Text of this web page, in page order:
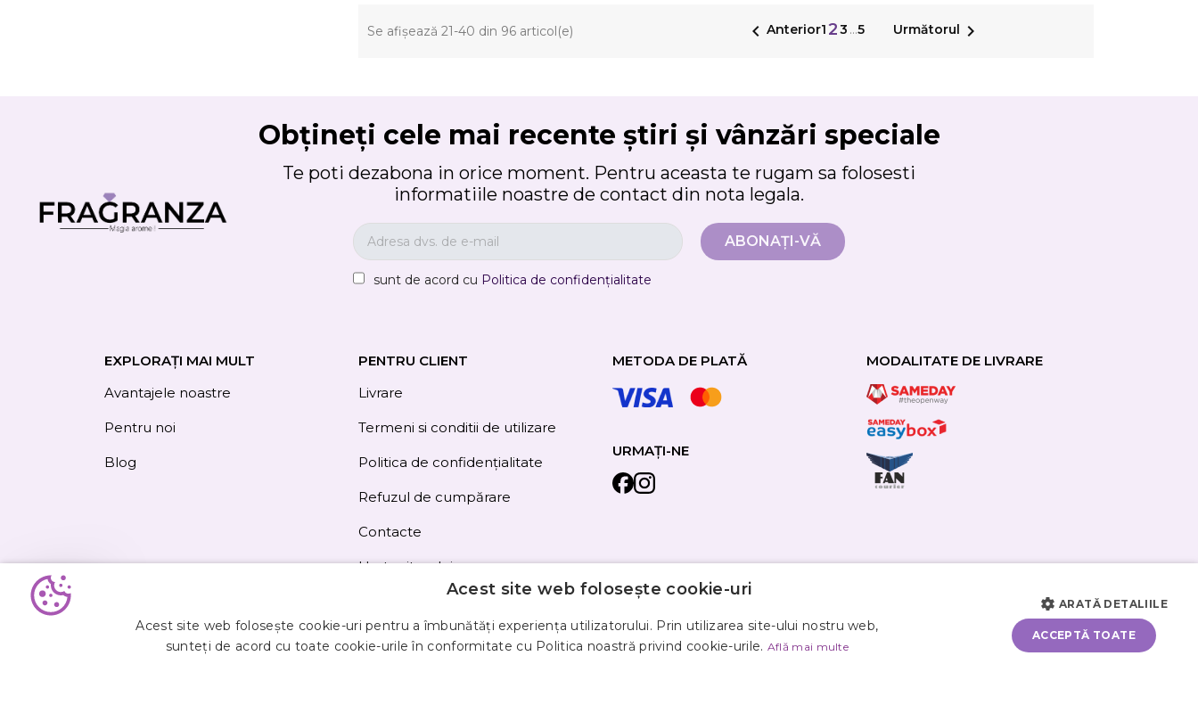
Se afișează 21-40 din 96 articol(e)  Anterior1 23 …5 Următorul 
Obțineți cele mai recente știri și vânzări speciale
Te poti dezabona in orice moment. Pentru aceasta te rugam sa folosesti
informatiile noastre de contact din nota legala.
sunt de acord cu Politica de confidențialitate
EXPLORAȚI MAI MULT
Avantajele noastre
Pentru noi
Blog
PENTRU CLIENT
Livrare
Termeni si conditii de utilizare
Politica de confidențialitate
Refuzul de cumpărare
Contacte
Harta site-ului
METODA DE PLATĂ
URMAȚI-NE
MODALITATE DE LIVRARE
Obțineți
5%
Acest site web folosește cookie-uri
Acest site web folosește cookie-uri pentru a îmbunătăți experiența utilizatorului. Prin utilizarea site-ului nostru web,
sunteți de acord cu toate cookie-urile în conformitate cu Politica noastră privind cookie-urile. Află mai multe
ACCEPTĂ TOATE
ARATĂ DETALIILE